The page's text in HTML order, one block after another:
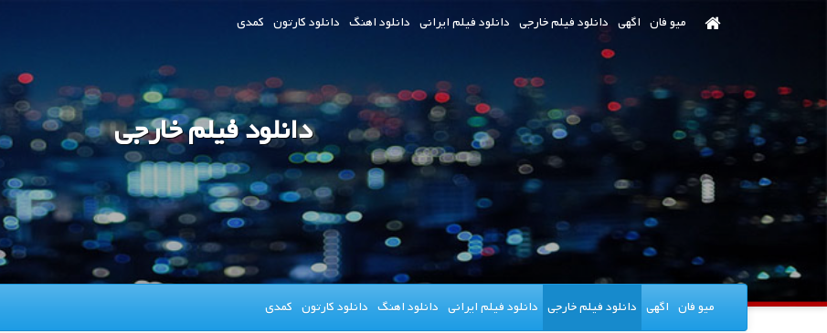
میو فان اگهی دانلود فیلم خارجی دانلود فیلم ایرانی دانلود اهنگ دانلود کارتون کمدی
دانلود فیلم خارجی
میو فان اگهی دانلود فیلم خارجی دانلود فیلم ایرانی دانلود اهنگ دانلود کارتون کمدی